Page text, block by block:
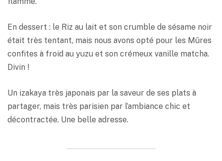
En dessert : le Riz au lait et son crumble de sésame noir
était très tentant, mais nous avons opté pour les Mûres
confites à froid au yuzu et son crémeux vanille matcha.
Divin !
Un izakaya très japonais par la saveur de ses plats à
partager, mais très parisien par l’ambiance chic et
décontractée. Une belle adresse.